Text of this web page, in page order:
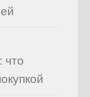
что